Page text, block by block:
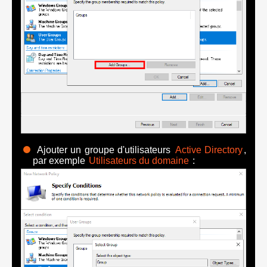
Ajouter un groupe d'utilisateurs Active Directory,
par exemple Utilisateurs du domaine :